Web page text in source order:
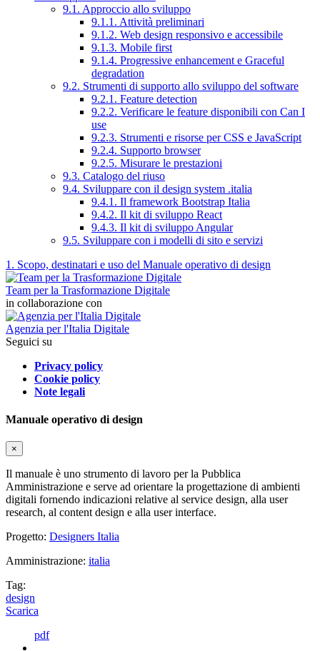
9.1. Approccio allo sviluppo
9.1.1. Attività preliminari
9.1.2. Web design responsivo e accessibile
9.1.3. Mobile first
9.1.4. Progressive enhancement e Graceful
degradation
9.2. Strumenti di supporto allo sviluppo del software
9.2.1. Feature detection
9.2.2. Verificare le feature disponibili con Can I
use
9.2.3. Strumenti e risorse per CSS e JavaScript
9.2.4. Supporto browser
9.2.5. Misurare le prestazioni
9.3. Catalogo del riuso
9.4. Sviluppare con il design system .italia
9.4.1. Il framework Bootstrap Italia
9.4.2. Il kit di sviluppo React
9.4.3. Il kit di sviluppo Angular
9.5. Sviluppare con i modelli di sito e servizi
1. Scopo, destinatari e uso del Manuale operativo di design
Team per la Trasformazione Digitale
in collaborazione con
Agenzia per l'Italia Digitale
Seguici su
Privacy policy
Cookie policy
Note legali
Manuale operativo di design
×
Il manuale è uno strumento di lavoro per la Pubblica
Amministrazione e serve ad orientare la progettazione di ambienti
digitali fornendo indicazioni relative al service design, alla user
research, al content design e alla user interface.
Progetto: Designers Italia
Amministrazione: italia
Tag:
design
Scarica
pdf